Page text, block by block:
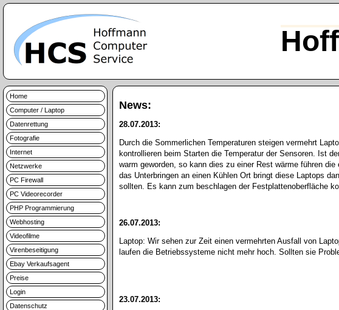
Home
Computer / Laptop
Datenrettung
Fotografie
Internet
Netzwerke
PC Firewall
PC Videorecorder
PHP Programmierung
Webhosting
Videofilme
Virenbeseitigung
Ebay Verkaufsagent
Preise
Login
Datenschutz
News:
28.07.2013:
Durch die Sommerlichen Temperaturen steigen vermehrt
kontrollieren beim Starten die Temperatur der Sensoren. Ist
warm geworden, so kann dies zu einer Rest wärme führen
das Unterbringen an einen Kühlen Ort bringt diese Laptops
sollten. Es kann zum beschlagen der Festplattenoberfläche
26.07.2013:
Laptop: Wir sehen zur Zeit einen vermehrten Ausfall von
laufen die Betriebssysteme nicht mehr hoch. Sollten sie
23.07.2013: